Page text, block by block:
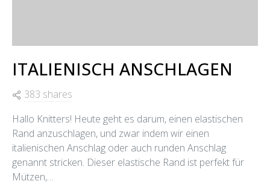
ITALIENISCH ANSCHLAGEN
383 shares
Hallo Knitters! Heute geht es darum, einen elastischen
Rand anzuschlagen, und zwar indem wir einen
italienischen Anschlag oder auch runden Anschlag
genannt stricken. Dieser elastische Rand ist perfekt für
Mützen,…